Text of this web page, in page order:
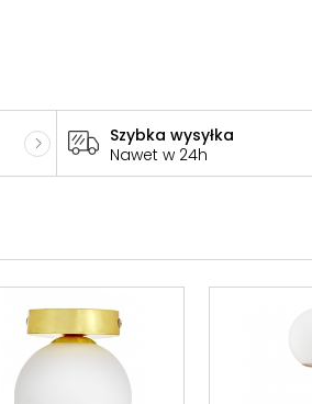
Szybka wysyłka
Nawet w 24h